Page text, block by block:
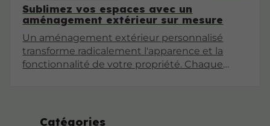
Catégories
Sublimez vos espaces avec un
aménagement extérieur sur mesure
Un aménagement extérieur personnalisé
transforme radicalement l'apparence et la
fonctionnalité de votre propriété. Chaque
professionnelle permet de créer des espaces